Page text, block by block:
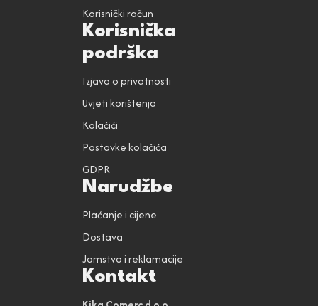
Korisnički račun
Korisnička
podrška
Izjava o privatnosti
Uvjeti korištenja
Kolačići
Postavke kolačića
GDPR
Narudžbe
Plaćanje i cijene
Dostava
Jamstvo i reklamacije
Kontakt